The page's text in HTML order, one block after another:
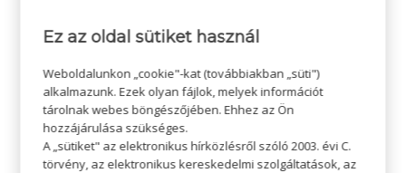
Oxygeni Hair Volume Elixir Spray
a hajtövektől segít
megteremteni a dúsabb összhatást. A benne található
almaőssejt kivonat támogatják a haj és a fejbőr vitalitását,
miközben könnyed tartást adnak a frizurának. Hajmosás
után érdemes a törölközőszáraz hajtövekre permetezni,
majd beszárítás közben megemelni a hajtöveket egy
körkefe segítségével.
Ez az oldal sütiket használ
Weboldalunkon „cookie"-kat (továbbiakban „süti")
alkalmazunk. Ezek olyan fájlok, melyek információt
tárolnak webes böngészőjében. Ehhez az Ön
hozzájárulása szükséges.
A „sütiket" az elektronikus hírközlésről szóló 2003. évi C.
törvény, az elektronikus kereskedelmi szolgáltatások, az